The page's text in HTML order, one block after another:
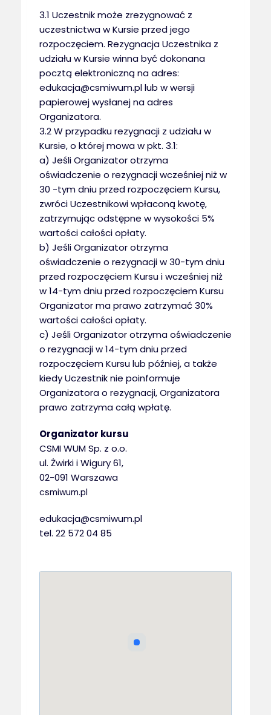
3.1 Uczestnik może zrezygnować z
uczestnictwa w Kursie przed jego
rozpoczęciem. Rezygnacja Uczestnika z
udziału w Kursie winna być dokonana
pocztą elektroniczną na adres:
edukacja@csmiwum.pl lub w wersji
papierowej wysłanej na adres
Organizatora.
3.2 W przypadku rezygnacji z udziału w
Kursie, o której mowa w pkt. 3.1:
a) Jeśli Organizator otrzyma
oświadczenie o rezygnacji wcześniej niż w
30 -tym dniu przed rozpoczęciem Kursu,
zwróci Uczestnikowi wpłaconą kwotę,
zatrzymując odstępne w wysokości 5%
wartości całości opłaty.
b) Jeśli Organizator otrzyma
oświadczenie o rezygnacji w 30-tym dniu
przed rozpoczęciem Kursu i wcześniej niż
w 14-tym dniu przed rozpoczęciem Kursu
Organizator ma prawo zatrzymać 30%
wartości całości opłaty.
c) Jeśli Organizator otrzyma oświadczenie
o rezygnacji w 14-tym dniu przed
rozpoczęciem Kursu lub później, a także
kiedy Uczestnik nie poinformuje
Organizatora o rezygnacji, Organizatora
prawo zatrzyma całą wpłatę.
Organizator kursu
CSMI WUM Sp. z o.o.
ul. Żwirki i Wigury 61,
02-091 Warszawa
csmiwum.pl
edukacja@csmiwum.pl
tel. 22 572 04 85